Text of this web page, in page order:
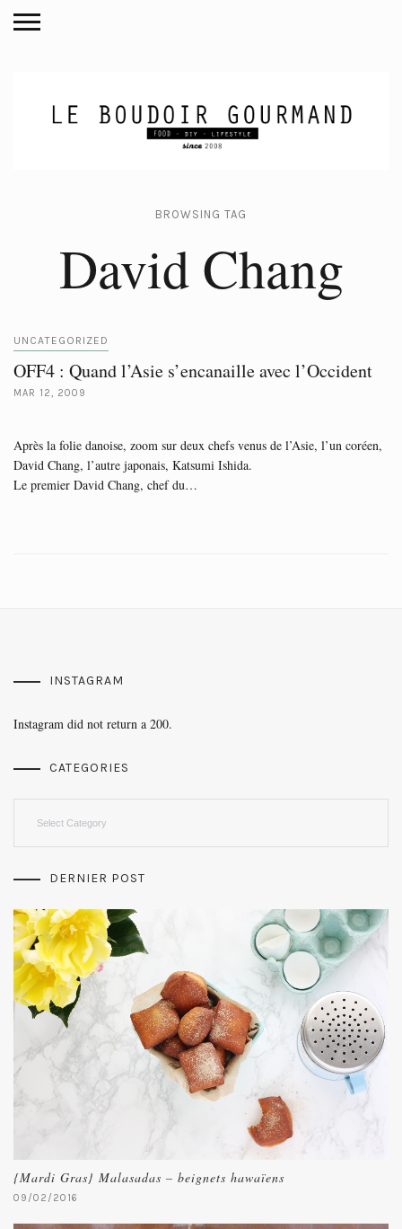
BROWSING TAG
David Chang
UNCATEGORIZED
OFF4 : Quand l’Asie s’encanaille avec l’Occident
MAR 12, 2009
Après la folie danoise, zoom sur deux chefs venus de l’Asie, l’un coréen,
David Chang, l’autre japonais, Katsumi Ishida.
Le premier David Chang, chef du…
INSTAGRAM
Instagram did not return a 200.
CATEGORIES
DERNIER POST
{Mardi Gras} Malasadas – beignets hawaïens
09/02/2016